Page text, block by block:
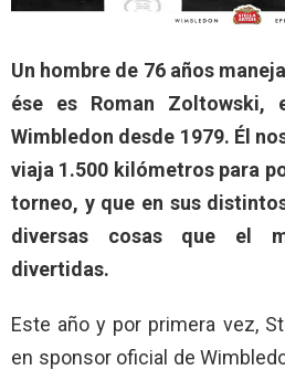
Un hombre de 76 años
ése es Roman
Wimbledon desde 1979. Él
viaja 1.500 kilómetros para
torneo, y que en sus
diversas cosas que el
divertidas.
Este año y por primera vez,
en sponsor oficial de